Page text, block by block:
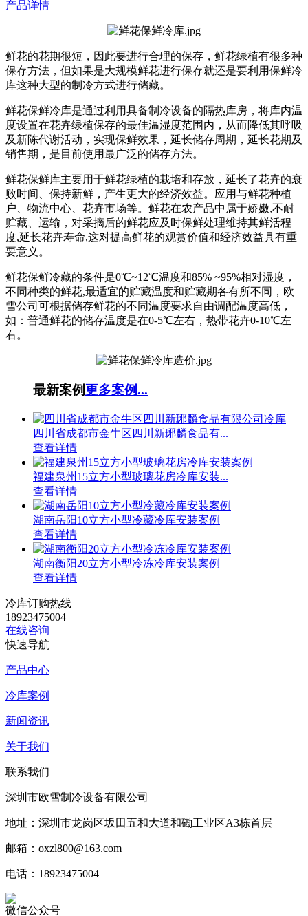
产品详情
鲜花的花期很短，因此要进行合理的保存，鲜花绿植有很多种
保存方法，但如果是大规模鲜花进行保存就还是要利用保鲜冷
库这种大型的制冷方式进行储藏。
鲜花保鲜冷库是通过利用具备制冷设备的隔热库房，将库内温
度设置在花卉绿植保存的最佳温湿度范围内，从而降低其呼吸
及新陈代谢活动，实现保鲜效果，延长储存周期，延长花期及
销售期，是目前使用最广泛的储存方法。
鲜花保鲜库主要用于鲜花绿植的栽培和存放，延长了花卉的衰
败时间、保持新鲜，产生更大的经济效益。应用与鲜花种植
户、物流中心、花卉市场等。鲜花在农产品中属于娇嫩,不耐
贮藏、运输，对采摘后的鲜花应及时保鲜处理维持其鲜活程
度,延长花卉寿命,这对提高鲜花的观赏价值和经济效益具有重
要意义。
鲜花保鲜冷藏的条件是0℃~12℃温度和85% ~95%相对湿度，
不同种类的鲜花,最适宜的贮藏温度和贮藏期各有所不同，欧
雪公司可根据储存鲜花的不同温度要求自由调配温度高低，
如：普通鲜花的储存温度是在0-5℃左右，热带花卉0-10℃左
右。
最新案例更多案例...
四川省成都市金牛区四川新琊麟食品有...
查看详情
福建泉州15立方小型玻璃花房冷库安装...
查看详情
湖南岳阳10立方小型冷藏冷库安装案例
查看详情
湖南衡阳20立方小型冷冻冷库安装案例
查看详情
冷库订购热线
18923475004
在线咨询
快速导航
产品中心
冷库案例
新闻资讯
关于我们
联系我们
深圳市欧雪制冷设备有限公司
地址：深圳市龙岗区坂田五和大道和磡工业区A3栋首层
邮箱：oxzl800@163.com
电话：18923475004
微信公众号